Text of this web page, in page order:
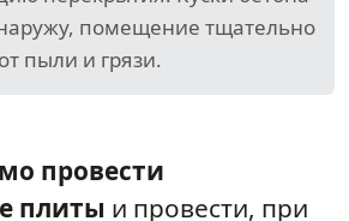
помещение тщательно
пыли и грязи.
провести
плиты и провести, при